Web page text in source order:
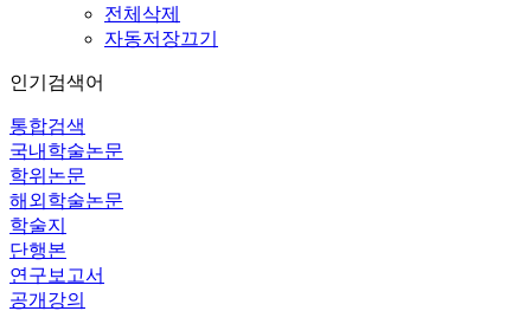
전체삭제
자동저장끄기
인기검색어
통합검색
국내학술논문
학위논문
해외학술논문
학술지
단행본
연구보고서
공개강의